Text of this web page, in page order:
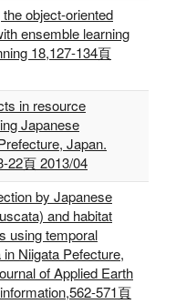
object-oriented
ensemble learning
18,127-134頁
in resource
Japanese
Japan.
22頁 2013/04
by Japanese
and habitat
using temporal
Niigata Pefecture,
of Applied Earth
571頁